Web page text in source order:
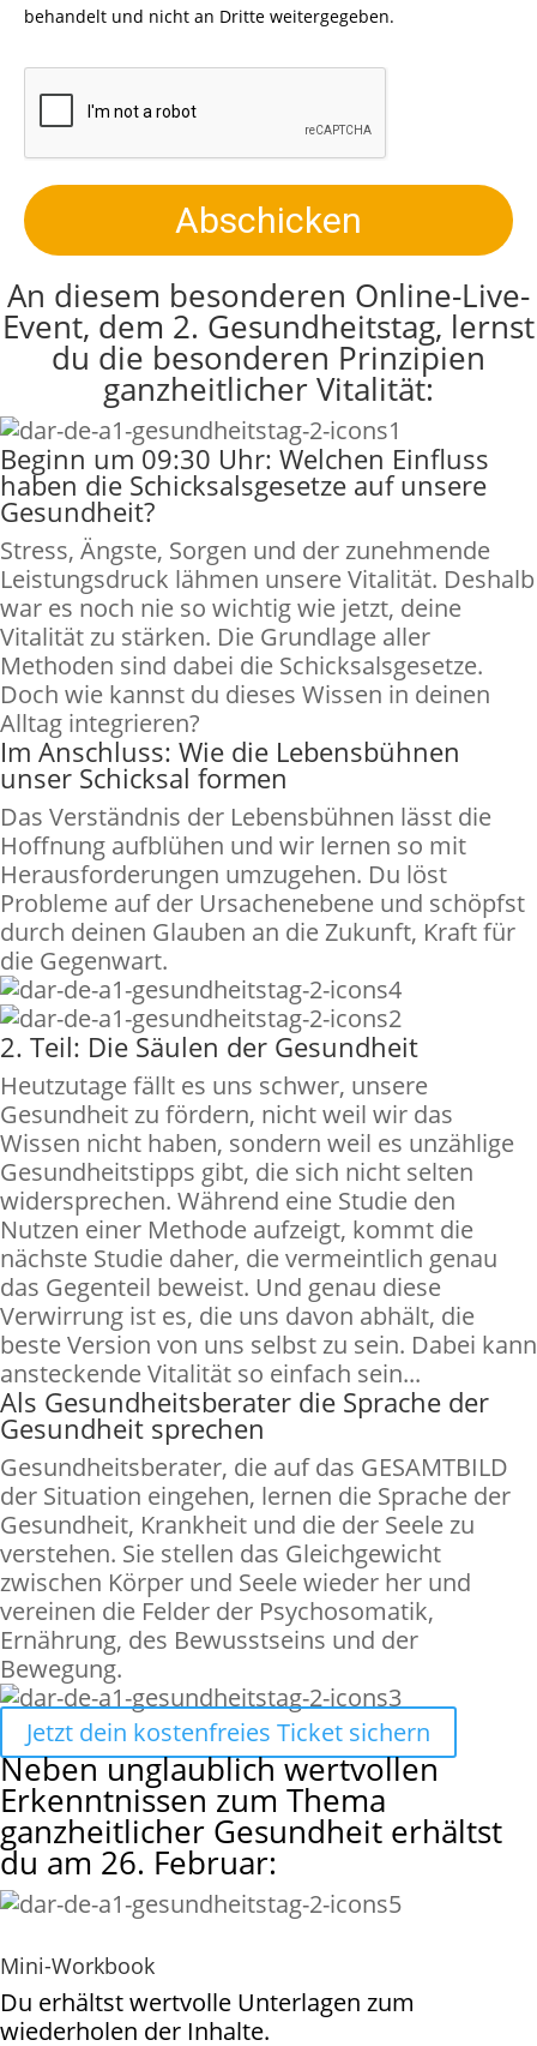
behandelt und nicht an Dritte weitergegeben.
Abschicken
An diesem besonderen Online-Live-
Event, dem 2. Gesundheitstag, lernst
du die besonderen Prinzipien
ganzheitlicher Vitalität:
Beginn um 09:30 Uhr: Welchen Einfluss
haben die Schicksalsgesetze auf unsere
Gesundheit?
Stress, Ängste, Sorgen und der zunehmende
Leistungsdruck lähmen unsere Vitalität. Deshalb
war es noch nie so wichtig wie jetzt, deine
Vitalität zu stärken. Die Grundlage aller
Methoden sind dabei die Schicksalsgesetze.
Doch wie kannst du dieses Wissen in deinen
Alltag integrieren?
Im Anschluss: Wie die Lebensbühnen
unser Schicksal formen
Das Verständnis der Lebensbühnen lässt die
Hoffnung aufblühen und wir lernen so mit
Herausforderungen umzugehen. Du löst
Probleme auf der Ursachenebene und schöpfst
durch deinen Glauben an die Zukunft, Kraft für
die Gegenwart.
2. Teil: Die Säulen der Gesundheit
Heutzutage fällt es uns schwer, unsere
Gesundheit zu fördern, nicht weil wir das
Wissen nicht haben, sondern weil es unzählige
Gesundheitstipps gibt, die sich nicht selten
widersprechen. Während eine Studie den
Nutzen einer Methode aufzeigt, kommt die
nächste Studie daher, die vermeintlich genau
das Gegenteil beweist. Und genau diese
Verwirrung ist es, die uns davon abhält, die
beste Version von uns selbst zu sein. Dabei kann
ansteckende Vitalität so einfach sein...
Als Gesundheitsberater die Sprache der
Gesundheit sprechen
Gesundheitsberater, die auf das GESAMTBILD
der Situation eingehen, lernen die Sprache der
Gesundheit, Krankheit und die der Seele zu
verstehen. Sie stellen das Gleichgewicht
zwischen Körper und Seele wieder her und
vereinen die Felder der Psychosomatik,
Ernährung, des Bewusstseins und der
Bewegung.
Jetzt dein kostenfreies Ticket sichern
Neben unglaublich wertvollen
Erkenntnissen zum Thema
ganzheitlicher Gesundheit erhältst
du am 26. Februar:
Mini-Workbook
Du erhältst wertvolle Unterlagen zum
wiederholen der Inhalte.